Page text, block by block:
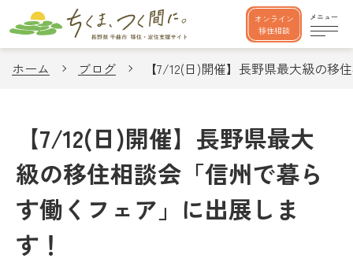
オンライン
移住相談
ホーム ブログ 【7/12(日)開催】長野県最大級の
【7/12(日)開催】長野県最大
級の移住相談会「信州で暮ら
す働くフェア」に出展しま
す！